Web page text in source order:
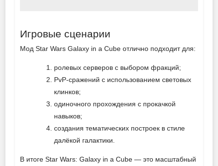
Игровые сценарии
Мод Star Wars Galaxy in a Cube отлично подходит для:
ролевых серверов с выбором фракций;
PvP-сражений с использованием световых
клинков;
одиночного прохождения с прокачкой
навыков;
создания тематических построек в стиле
далёкой галактики.
В итоге Star Wars: Galaxy in a Cube — это масштабный